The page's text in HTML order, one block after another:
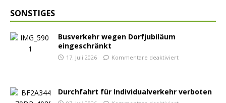
SONSTIGES
Busverkehr wegen Dorfjubiläum
eingeschränkt
17. Juli 2026 Kommentare deaktiviert
Durchfahrt für Individualverkehr verboten